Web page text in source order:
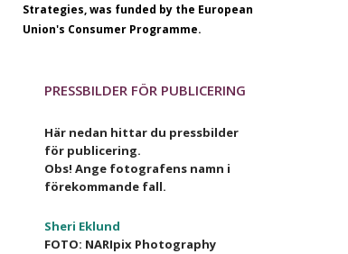
Strategies, was funded by the European
Union's Consumer Programme.
PRESSBILDER FÖR PUBLICERING
Här nedan hittar du pressbilder
för publicering.
Obs! Ange fotografens namn i
förekommande fall.
Sheri Eklund
FOTO: NARIpix Photography